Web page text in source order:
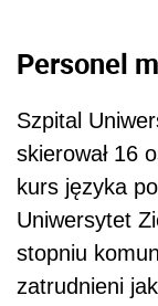
Personel
Szpital
skierował 16
kurs języka
Uniwersytet
stopniu
zatrudnieni